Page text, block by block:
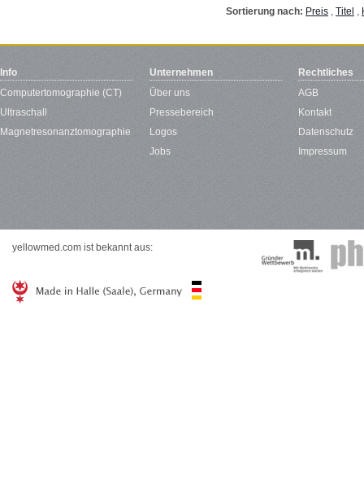
Sortierung nach: Preis , Titel ,
Info
Computertomographie (CT)
Ultraschall
Magnetresonanztomographie
Unternehmen
Über uns
Pressebereich
Logos
Jobs
Rechtliches
AGB
Kontakt
Datenschutz
Impressum
yellowmed.com ist bekannt aus: